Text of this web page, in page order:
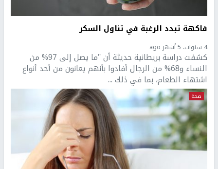
فاكهة تبدد الرغبة في تناول السكر
4 سنوات، 5 أشهر ago
كشفت دراسة بريطانية حديثة أن "ما يصل إلى 97% من
النساء و68% من الرجال أفادوا بأنهم يعانون من أحد أنواع
اشتهاء الطعام، بما في ذلك ...
صحة